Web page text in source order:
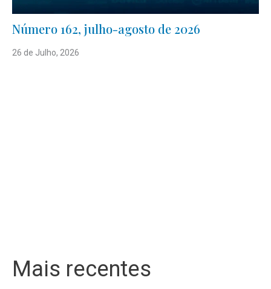
Número 162, julho-agosto de 2026
26 de Julho, 2026
Mais recentes